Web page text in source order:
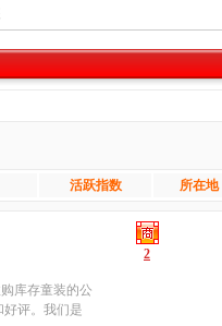
活跃指数 所在地
库存童装的公
好评。我们是
2